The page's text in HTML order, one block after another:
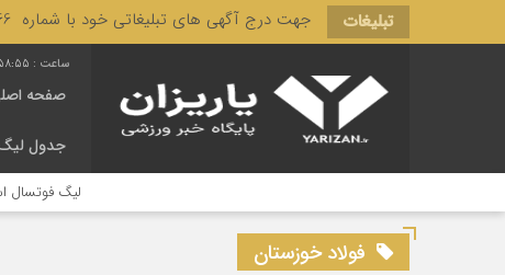
تبلیغات جهت درج آگهی های تبلیغاتی خود با شماره 3166 444 0910 تماس حاصل فرمایید.
صفحه
جدول
لیگ فوتسال
فولاد خوزستان